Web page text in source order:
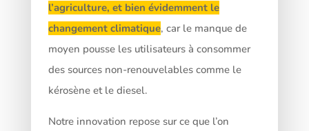
l’agriculture, et bien évidemment le
changement climatique, car le manque de
moyen pousse les utilisateurs à consommer
des sources non-renouvelables comme le
kérosène et le diesel.
Notre innovation repose sur ce que l’on